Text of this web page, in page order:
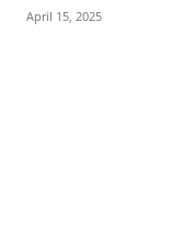
April 15, 2025